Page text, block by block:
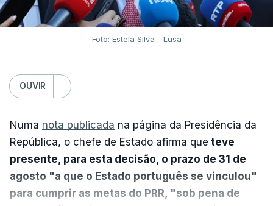
Foto: Estela Silva - Lusa
OUVIR
Numa nota publicada na página da Presidência da
República, o chefe de Estado afirma que teve
presente, para esta decisão, o prazo de 31 de
agosto "a que o Estado português se vinculou"
para cumprir as metas do PRR, "sob pena de